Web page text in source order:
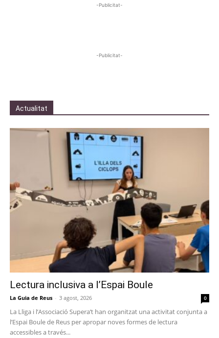
-Publicitat-
-Publicitat-
Actualitat
Lectura inclusiva a l’Espai Boule
La Guia de Reus - 3 agost, 2026 0
La Lliga i l’Associació Supera’t han organitzat una activitat conjunta a
l’Espai Boule de Reus per apropar noves formes de lectura
accessibles a través...